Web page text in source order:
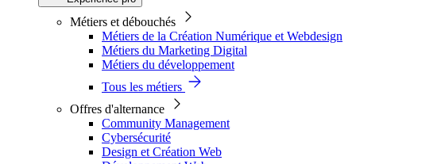
Métiers et débouchés
Métiers de la Création Numérique et Webdesign
Métiers du Marketing Digital
Métiers du développement
Tous les métiers
Offres d'alternance
Community Management
Cybersécurité
Design et Création Web